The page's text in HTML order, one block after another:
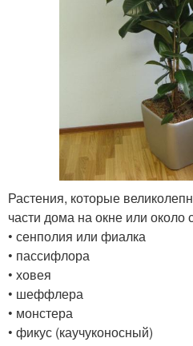
Растения, которые
части дома на окне или около
• сенполия или фиалка
• пассифлора
• ховея
• шеффлера
• монстера
• фикус (каучуконосный)